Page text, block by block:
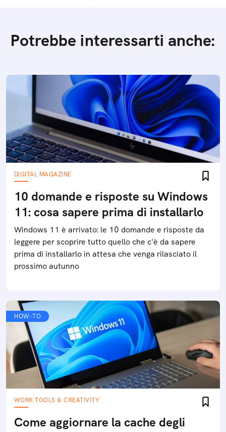
Addestramento IA non consentito:É assolutamente vietato
l’utilizzo del contenuto di questa pubblicazione, in qualsiasi
Potrebbe interessarti anche:
10 domande e risposte su Windows
11: cosa sapere prima di installarlo
Windows 11 è arrivato: le 10 domande e risposte da
leggere per scoprire tutto quello che c'è da sapere
prima di installarlo in attesa che venga rilasciato il
prossimo autunno